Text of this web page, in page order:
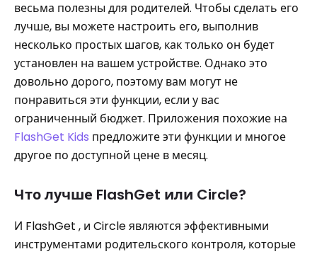
весьма полезны для родителей. Чтобы сделать его
лучше, вы можете настроить его, выполнив
несколько простых шагов, как только он будет
установлен на вашем устройстве. Однако это
довольно дорого, поэтому вам могут не
понравиться эти функции, если у вас
ограниченный бюджет. Приложения похожие на
FlashGet Kids предложите эти функции и многое
другое по доступной цене в месяц.
Что лучше FlashGet или Circle?
И FlashGet , и Circle являются эффективными
инструментами родительского контроля, которые